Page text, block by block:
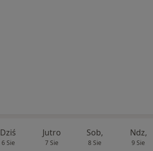
Dziś
6 Sie
Jutro
7 Sie
Sob,
8 Sie
Ndz,
9 Sie